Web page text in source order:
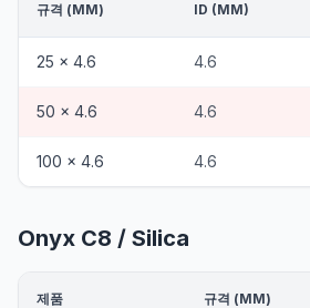
규격 (MM) ID (MM)
25 x 4.6 4.6
50 x 4.6 4.6
100 x 4.6 4.6
Onyx C8 / Silica
제품 규격 (MM)